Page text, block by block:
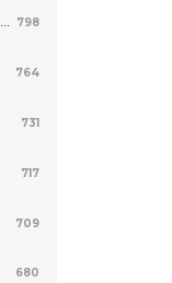
798
764
731
717
709
680